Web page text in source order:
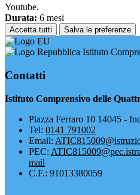
Youtube.
Durata: 6 mesi
Accetta tutti Salva le preferenze
Istituto
Contatti
Istituto Comprensivo delle
Piazza Ferraro 10 14045 -
Tel: 0141 791002
Email:
PEC:
mail
C.F.: 91013380059